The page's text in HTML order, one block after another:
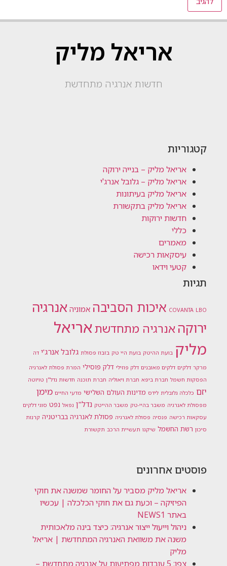
אריאל מליק
חדשות אנרגיה מתחדשת
קטגוריות
אריאל מליק – בנייה ירוקה
אריאל מליק – גלובל אנרג'י
אריאל מליק בעיתונות
אריאל מליק בתקשורת
חדשות ירוקות
כללי
מאמרים
עיסקאות רכישה
קטעי וידאו
תגיות
COVANTA LBO איכות הסביבה אמוניה אנרגיה
ירוקהאנרגיה מתחדשתאריאל
מליק בועת ההיטק בועת היי טק בזבוז פסולת גלובל אנרג'י דה
מרקר דלקים דלקים מאובנים דלק פוזילי דלק פוסילי המרת פסולת לאנרגיה
הפסקות חשמל חברת ביפא חברת ויאוליה חברת תוכנה חדשות נדל"ן טויוטה
יזם כלכלה גלובלית לידס מדינות העולם השלישי מדעי החיים מימן
מפסולת לאנרגיה משבר בהיי-טק משבר ההייטק נדל"ן נפאל נפט סוגי דלקים
עסקאות רכישה פנסיה פסולת לאנרגיה פסולת לאנרגיה בבריטניה קרנות
סיכון רשת החשמל שיקגו תעשיית הרכב תקשורת
פוסטים אחרונים
אריאל מליק מסביר על החומר שמשנה את חוקי
הפיזיקה – וכעת גם את חוקי הכלכלה | עכשיו
באתר NEWS1
ניהול וייעול ייצור אנרגיה: כיצד בינה מלאכותית
משנה את משוואת האנרגיה המתחדשת | אריאל
מליק
צפו: 5 עובדות מפתיעות על אנרגיה מתחדשת –